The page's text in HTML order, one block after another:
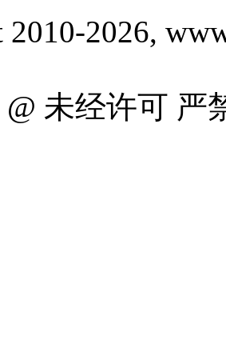
2010-2026,
@ 未经许可 严